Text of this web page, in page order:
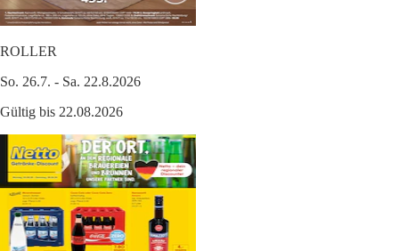
ROLLER
So. 26.7. - Sa. 22.8.2026
Gültig bis 22.08.2026